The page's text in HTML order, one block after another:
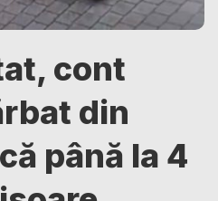
cont
din
până la 4